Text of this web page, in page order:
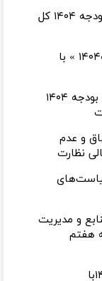
عدم مغایرت مصوبه اصلاحی «لایحه بودجه ۱۴۰۴ کل
بررسی رفع مغایرت‌های« لایحه بودجه۱۴۰۴ » با
پایان بررسی مغایرت‌ها و عدم انطباق بودجه ۱۴۰۴
حیث انطباق و عدم
نظارت
بودجه ۱۴۰۴ با سیاست‌های
منابع و مدیریت
هفتم
بررسی انطباق هشت محور بودجه ۱۴۰۴با